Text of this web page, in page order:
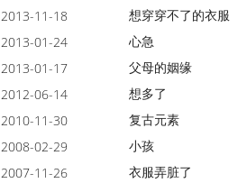
2013-11-18
想穿穿不了的衣服
2013-01-24
心急
2013-01-17
父母的姻缘
2012-06-14
想多了
2010-11-30
复古元素
2008-02-29
小孩
2007-11-26
衣服弄脏了